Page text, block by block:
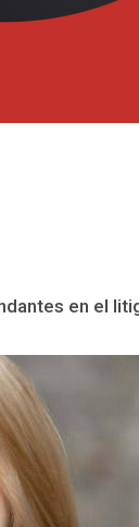
en el